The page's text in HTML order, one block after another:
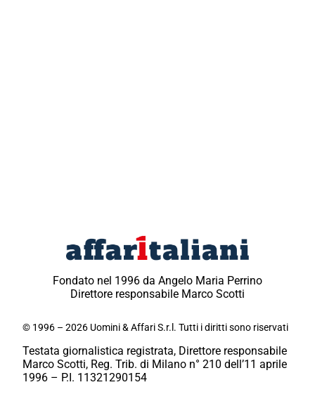
Fondato nel 1996 da Angelo Maria Perrino
Direttore responsabile Marco Scotti
© 1996 – 2026 Uomini & Affari S.r.l. Tutti i diritti sono riservati
Testata giornalistica registrata, Direttore responsabile
Marco Scotti, Reg. Trib. di Milano n° 210 dell’11 aprile
1996 – P.I. 11321290154